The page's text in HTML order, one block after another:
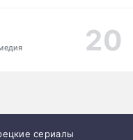
сериалы